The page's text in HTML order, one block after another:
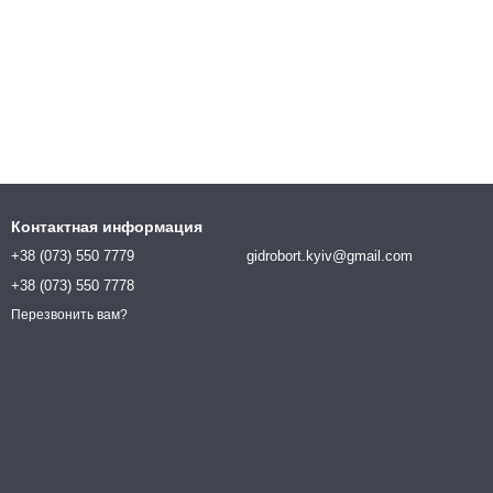
Контактная информация
+38 (073) 550 7779
+38 (073) 550 7778
Перезвонить вам?
gidrobort.kyiv@gmail.com